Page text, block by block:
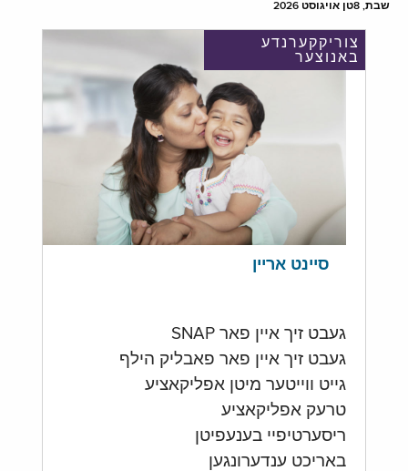
שבת, 8טן אויגוסט 2026
צוריקקערנדע
באנוצער
סיינט אריין
געבט זיך איין פאר SNAP
געבט זיך איין פאר פאבליק הילף
גייט ווייטער מיטן אפליקאציע
טרעק אפליקאציע
ריסערטיפיי בענעפיטן
באריכט ענדערונגען